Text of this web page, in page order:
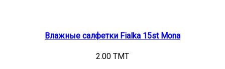
Влажные салфетки Fialka 15st Mona
2.00 TMT